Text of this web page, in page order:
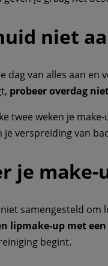
niet
dag van alles aan
probeer overdag
twee weken je
je verspreiding van
je
samengesteld
lipmake-up met
begint.